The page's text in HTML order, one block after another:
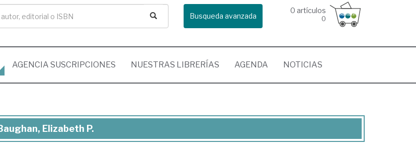
Busqueda avanzada
0 artículos
0
AGENCIA SUSCRIPCIONES NUESTRAS LIBRERÍAS AGENDA NOTICIAS
Elizabeth P.